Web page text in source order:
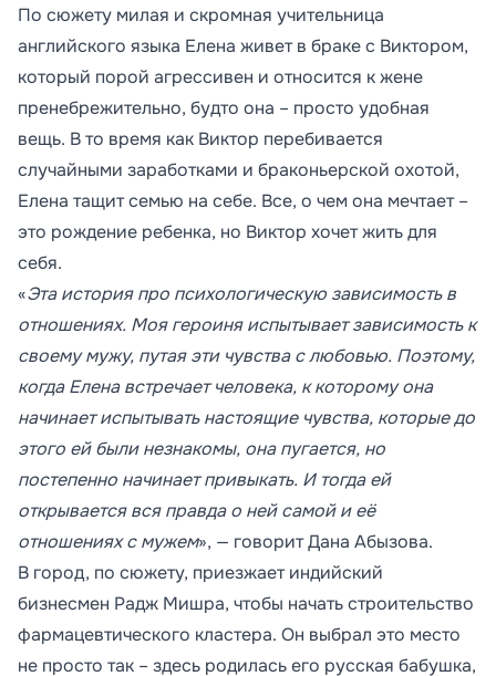
По сюжету милая и скромная учительница
английского языка Елена живет в браке с Виктором,
который порой агрессивен и относится к жене
пренебрежительно, будто она – просто удобная
вещь. В то время как Виктор перебивается
случайными заработками и браконьерской охотой,
Елена тащит семью на себе. Все, о чем она мечтает –
это рождение ребенка, но Виктор хочет жить для
себя.
«Эта история про психологическую зависимость в
отношениях. Моя героиня испытывает зависимость к
своему мужу, путая эти чувства с любовью. Поэтому,
когда Елена встречает человека, к которому она
начинает испытывать настоящие чувства, которые до
этого ей были незнакомы, она пугается, но
постепенно начинает привыкать. И тогда ей
открывается вся правда о ней самой и её
отношениях с мужем», — говорит Дана Абызова.
В город, по сюжету, приезжает индийский
бизнесмен Радж Мишра, чтобы начать строительство
фармацевтического кластера. Он выбрал это место
не просто так – здесь родилась его русская бабушка,